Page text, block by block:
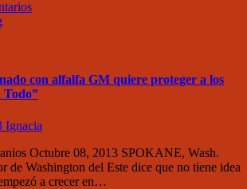
con alfalfa GM quiere proteger a los
Todo”
Ignacia
Octubre 08, 2013 SPOKANE, Wash.
Washington del Este dice que no tiene idea
a crecer en…